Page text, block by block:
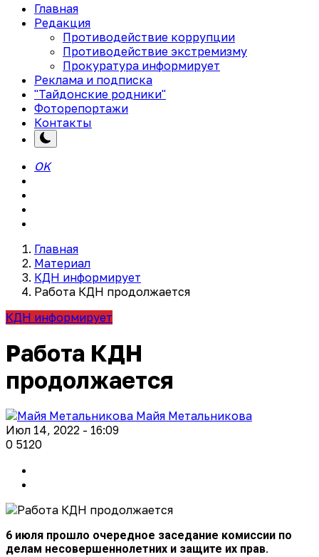
Главная
Редакция
Противодействие коррупции
Противодействие экстремизму
Прокуратура информирует
Реклама и подписка
"Тайдонские родники"
Фоторепортажи
Контакты
OK
Главная
Материал
КДН информирует
Работа КДН продолжается
КДН информирует
Работа КДН
продолжается
Майя Метальникова
Июл 14, 2022 - 16:09
0 5120
6 июля прошло очередное заседание комиссии по
делам несовершеннолетних и защите их прав.